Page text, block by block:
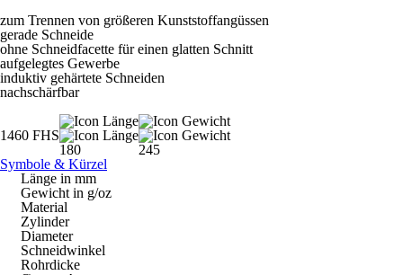
zum Trennen von größeren Kunststoffangüssen
gerade Schneide
ohne Schneidfacette für einen glatten Schnitt
aufgelegtes Gewerbe
induktiv gehärtete Schneiden
nachschärfbar
1460 FHS
180
245
Symbole & Kürzel
Länge in mm
Gewicht in g/oz
Material
Zylinder
Diameter
Schneidwinkel
Rohrdicke